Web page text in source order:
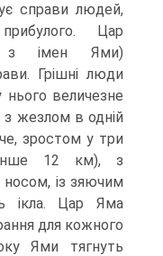
справи людей,
Цар
з імен Ями)
Грішні люди
величезне
з жезлом в одній
зростом у три
12 км), з
із зяючим
ікла. Цар Яма
для кожного
Ями тягнуть